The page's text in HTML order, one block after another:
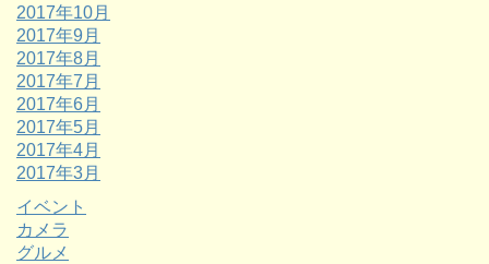
2017年10月
2017年9月
2017年8月
2017年7月
2017年6月
2017年5月
2017年4月
2017年3月
イベント
カメラ
グルメ